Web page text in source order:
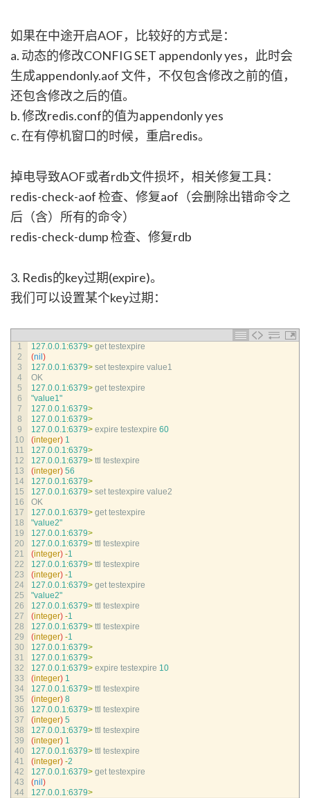
如果在中途开启AOF，比较好的方式是：
a. 动态的修改CONFIG SET appendonly yes，此时会
生成appendonly.aof 文件，不仅包含修改之前的值，
还包含修改之后的值。
b. 修改redis.conf的值为appendonly yes
c. 在有停机窗口的时候，重启redis。
掉电导致AOF或者rdb文件损坏，相关修复工具：
redis-check-aof 检查、修复aof（会删除出错命令之
后（含）所有的命令）
redis-check-dump 检查、修复rdb
3. Redis的key过期(expire)。
我们可以设置某个key过期：
1
2
3
4
5
6
7
8
9
10
11
12
13
14
15
16
17
18
19
20
21
22
23
24
25
26
27
28
29
30
31
32
33
34
35
36
37
38
39
40
41
42
43
44
127.0.0.1:6379> get testexpire
(nil )
127.0.0.1:6379> set testexpire value1
OK
127.0.0.1:6379> get testexpire
"value1"
127.0.0.1:6379>
127.0.0.1:6379>
127.0.0.1:6379> expire testexpire 60
(integer) 1
127.0.0.1:6379>
127.0.0.1:6379> ttl testexpire
(integer) 56
127.0.0.1:6379>
127.0.0.1:6379> set testexpire value2
OK
127.0.0.1:6379> get testexpire
"value2"
127.0.0.1:6379>
127.0.0.1:6379> ttl testexpire
(integer) -1
127.0.0.1:6379> ttl testexpire
(integer) -1
127.0.0.1:6379> get testexpire
"value2"
127.0.0.1:6379> ttl testexpire
(integer) -1
127.0.0.1:6379> ttl testexpire
(integer) -1
127.0.0.1:6379>
127.0.0.1:6379>
127.0.0.1:6379> expire testexpire 10
(integer) 1
127.0.0.1:6379> ttl testexpire
(integer) 8
127.0.0.1:6379> ttl testexpire
(integer) 5
127.0.0.1:6379> ttl testexpire
(integer) 1
127.0.0.1:6379> ttl testexpire
(integer) -2
127.0.0.1:6379> get testexpire
(nil )
127.0.0.1:6379>